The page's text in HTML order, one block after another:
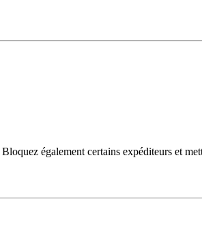
également certains expéditeurs et